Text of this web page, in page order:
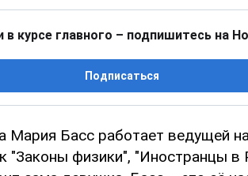
курсе главного – подпишитесь на
Подписаться
Мария Басс работает ведущей
"Законы физики", "Иностранцы в